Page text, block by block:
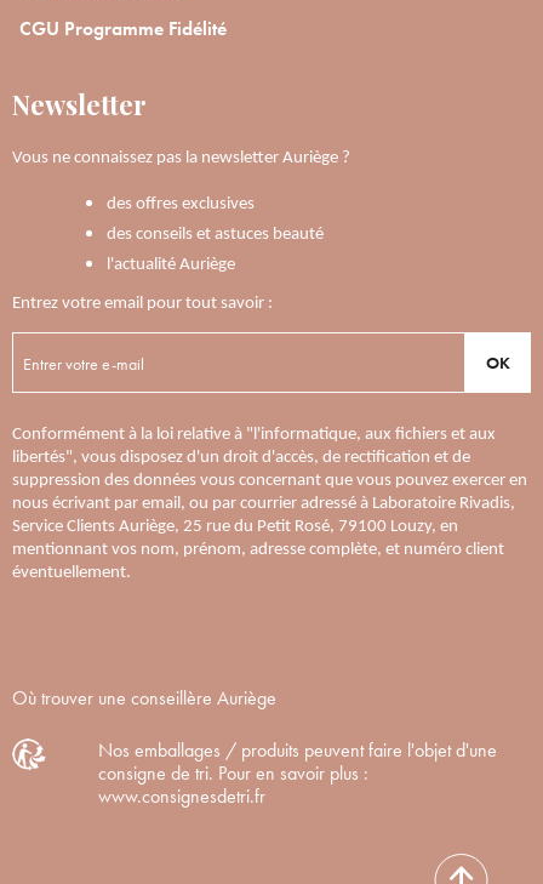
CGU Programme Fidélité
Newsletter
Vous ne connaissez pas la newsletter Auriège ?
des offres exclusives
des conseils et astuces beauté
l'actualité Auriège
Entrez votre email pour tout savoir :
OK
Conformément à la loi relative à "l'informatique, aux fichiers et aux
libertés", vous disposez d'un droit d'accès, de rectification et de
suppression des données vous concernant que vous pouvez exercer en
nous écrivant par email, ou par courrier adressé à Laboratoire Rivadis,
Service Clients Auriège, 25 rue du Petit Rosé, 79100 Louzy, en
mentionnant vos nom, prénom, adresse complète, et numéro client
éventuellement.
Où trouver une conseillère Auriège
Nos emballages / produits peuvent faire l'objet d'une
consigne de tri. Pour en savoir plus :
www.consignesdetri.fr